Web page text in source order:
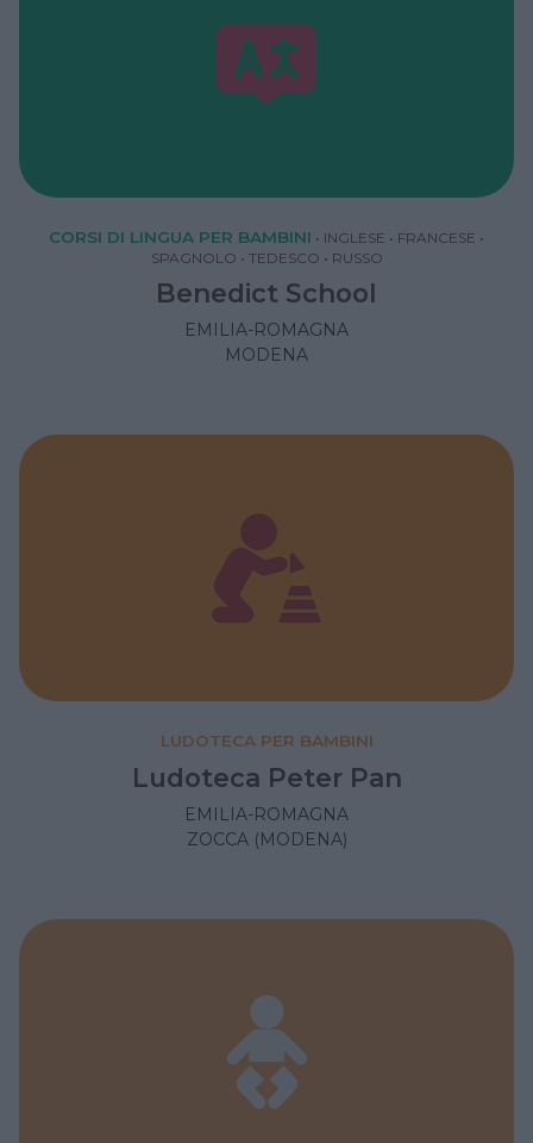
CORSI DI LINGUA PER BAMBINI • INGLESE • FRANCESE •
SPAGNOLO • TEDESCO • RUSSO
Benedict School
EMILIA-ROMAGNA
MODENA
LUDOTECA PER BAMBINI
Ludoteca Peter Pan
EMILIA-ROMAGNA
ZOCCA (MODENA)